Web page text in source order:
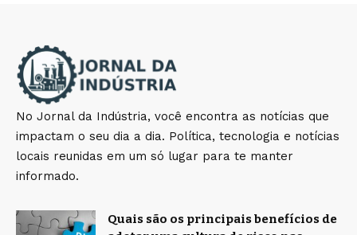
No Jornal da Indústria, você encontra as notícias que
impactam o seu dia a dia. Política, tecnologia e notícias
locais reunidas em um só lugar para te manter
informado.
Quais são os principais benefícios de